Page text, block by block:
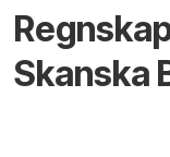
Skanska